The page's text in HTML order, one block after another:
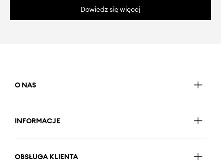
Dowiedz się więcej
O NAS
INFORMACJE
OBSŁUGA KLIENTA